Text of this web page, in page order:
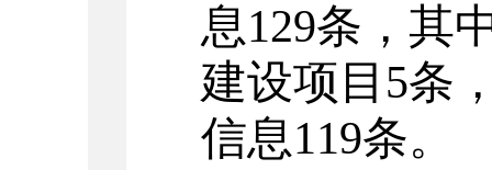
息129条，其
建设项目5条
信息119条。